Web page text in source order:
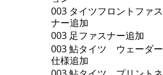
003 タイツフロントファス
ナー追加
003 足ファスナー追加
003 鮎タイツ ウェーダー
仕様追加